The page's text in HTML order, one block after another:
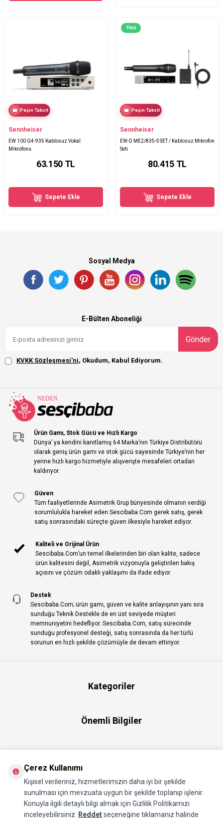
Peşin Taksit
Sennheiser
EW 100 G4-935 Kablosuz Vokal
Mikrofonu
63.150TL
Sepete Ekle
Yeni
Peşin Taksit
Sennheiser
EW-D ME2/835-S SET / Kablosuz Mikrofon
Seti
80.415TL
Sepete Ekle
Sosyal Medya
E-Bülten Aboneliği
Gönder
KVKK Sözleşmesi'ni, Okudum, Kabul Ediyorum.
Ürün Gamı, Stok Gücü ve Hızlı Kargo
Dünya’ ya kendini kanıtlamış 64 Marka’nın Türkiye Distribütörü
olarak geniş ürün gamı ve stok gücü sayesinde Türkiye’nin her
yerine hızlı kargo hizmetiyle alışverişte mesafeleri ortadan
kaldırıyor.
Güven
Tüm faaliyetlerinde Asimetrik Grup bünyesinde olmanın verdiği
sorumlulukla hareket eden Sescibaba.Com gerek satış, gerek
satış sonrasındaki süreçte güven ilkesiyle hareket ediyor.
Kaliteli ve Orijinal Ürün
Sescibaba.Com’un temel ilkelerinden biri olan kalite, sadece
ürün kalitesini değil, Asimetrik vizyonuyla geliştirilen bakış
açısını ve çözüm odaklı yaklaşımı da ifade ediyor.
Destek
Sescibaba.Com; ürün gamı, güven ve kalite anlayışının yanı sıra
sunduğu Teknik Destekle de en üst seviyede müşteri
memnuniyetini hedefliyor. Sescibaba.Com, satış sürecinde
sunduğu profesyonel desteği, satış sonrasında da her türlü
sorunun en hızlı şekilde çözümüyle de devam ettiriyor.
Kategoriler
Önemli Bilgiler
Üye
Çerez Kullanımı
Kişisel verileriniz, hizmetlerimizin daha iyi bir şekilde
sunulması için mevzuata uygun bir şekilde toplanıp işlenir.
Konuyla ilgili detaylı bilgi almak için Gizlilik Politikamızı
inceleyebilirsiniz.
Reddetseçeneğine tıklamanız halinde